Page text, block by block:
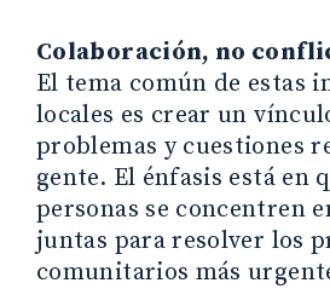
Colaboración, no
El tema común de estas
locales es crear un
problemas y cuestiones
gente. El énfasis está en
personas se concentren
juntas para resolver los
comunitarios más